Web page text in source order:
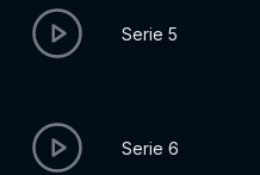
Serie 5
Serie 6